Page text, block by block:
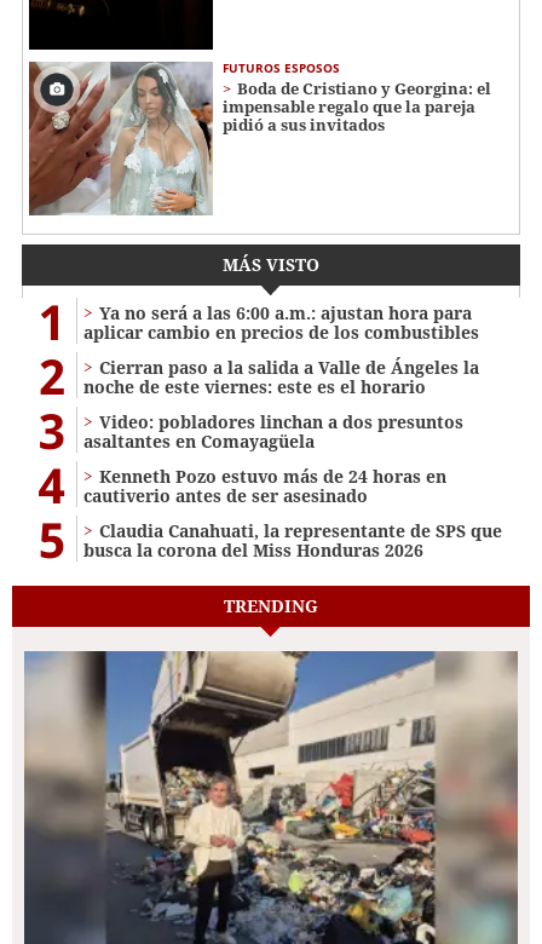
FUTUROS ESPOSOS
Boda de Cristiano y Georgina: el
impensable regalo que la pareja
pidió a sus invitados
MÁS VISTO
1
Ya no será a las 6:00 a.m.: ajustan hora para
aplicar cambio en precios de los combustibles
2
Cierran paso a la salida a Valle de Ángeles la
noche de este viernes: este es el horario
3
Video: pobladores linchan a dos presuntos
asaltantes en Comayagüela
4
Kenneth Pozo estuvo más de 24 horas en
cautiverio antes de ser asesinado
5
Claudia Canahuati, la representante de SPS que
busca la corona del Miss Honduras 2026
TRENDING